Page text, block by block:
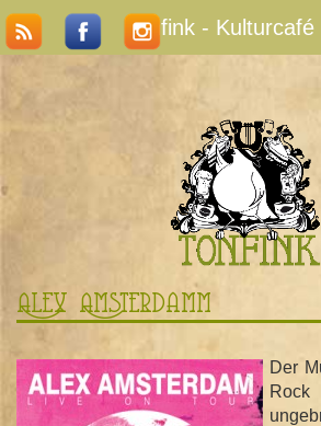
Tonfink - Kulturcafé
Alex Amsterdamm
Der